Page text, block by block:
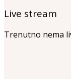
Live stream
Trenutno nema